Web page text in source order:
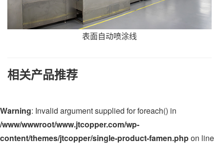
表面自动喷涂线
相关产品推荐
Warning: Invalid argument supplied for foreach() in
/www/wwwroot/www.jtcopper.com/wp-
content/themes/jtcopper/single-product-famen.phpon line